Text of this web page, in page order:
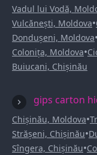
Vadul lui Vodă,
Vulcănești, Moldova•
Dondușeni, Moldova•
Colonița, Moldova•
Buiucani, Chișinău
gips carton
Chișinău, Moldova•
Strășeni, Chișinău•
Sîngera, Chișinău•